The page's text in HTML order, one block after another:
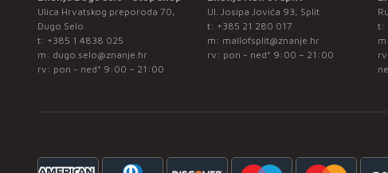
Ulica Hrvatskog preporoda 70,
Dugo Selo
t: +385 1 4838 025
m: dugo.selo@znanje.hr
rv: pon - ned* 9:00 – 21:00
Ul. Josipa Jovića 93, Split
t: +385 21 280 017
m: mallofsplit@znanje.hr
rv: pon - ned* 9:00 – 21:00
t:
m: